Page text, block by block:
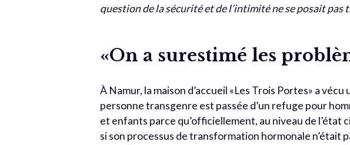
question de la sécurité et de l’intimité ne se posait pas
«On a surestimé les
À Namur, la maison d’accueil «Les Trois Portes» a
personne transgenre est passée d’un refuge pour
et enfants parce qu’officiellement, au niveau de l’état
si son processus de transformation hormonale n’était